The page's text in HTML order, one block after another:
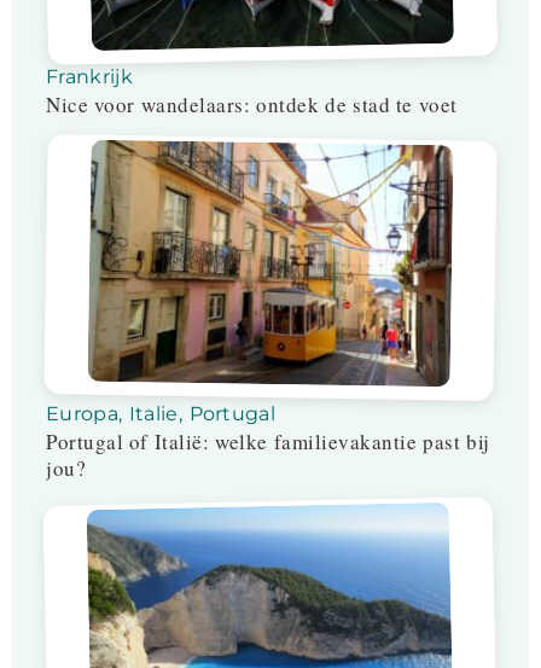
Frankrijk
Nice voor wandelaars: ontdek de stad te voet
Europa, Italie, Portugal
Portugal of Italië: welke familievakantie past bij
jou?